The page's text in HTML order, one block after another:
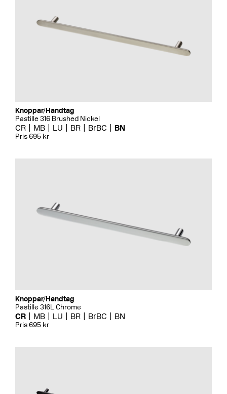
Knoppar/Handtag
Pastille 316 Brushed Nickel
CR MB LU BR BrBC BN
Pris 695 kr
Knoppar/Handtag
Pastille 316L Chrome
CR MB LU BR BrBC BN
Pris 695 kr